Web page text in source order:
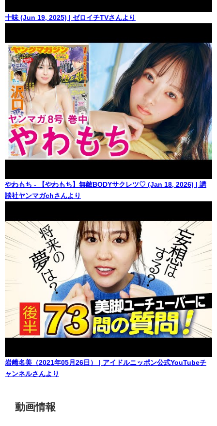
十味 (Jun 19, 2025) | ゼロイチTVさんより
やわもち - 【やわもち】無敵BODYサクレツ♡ (Jan 18, 2026) | 講
談社ヤンマガchさんより
岩﨑名美（2021年05月26日） | アイドルニッポン公式YouTubeチ
ャンネルさんより
動画情報